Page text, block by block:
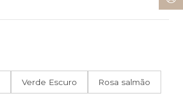
Verde Escuro Rosa salmão